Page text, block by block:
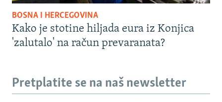
BOSNA I HERCEGOVINA
Kako je stotine hiljada eura iz Konjica
'zalutalo' na račun prevaranata?
Pretplatite se na naš newsletter